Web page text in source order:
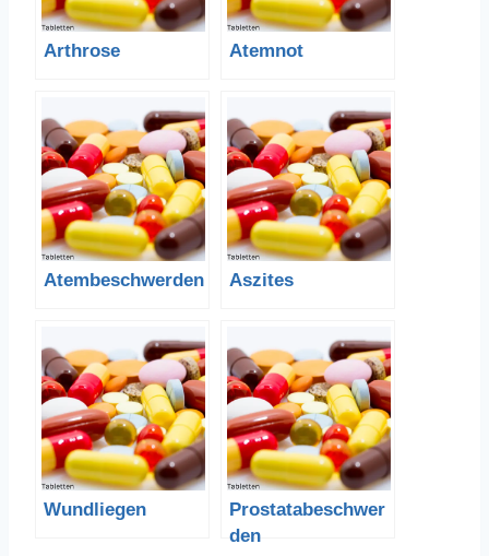
Arthrose Atemnot
Atembeschwerden Aszites
Wundliegen
Prostatabeschwer
den